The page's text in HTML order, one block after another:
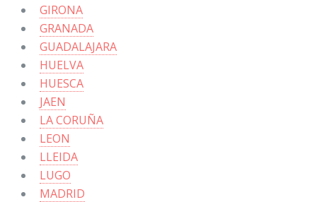
GIRONA
GRANADA
GUADALAJARA
HUELVA
HUESCA
JAEN
LA CORUÑA
LEON
LLEIDA
LUGO
MADRID